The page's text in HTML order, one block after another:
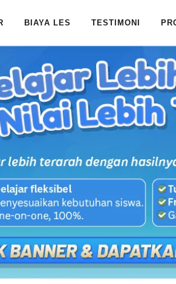
BIAYA LES TESTIMONI